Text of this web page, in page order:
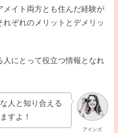
イト両方とも住んだ経験が
ぞれのメリットとデメリッ
人にとって役立つ情報となれ
アインズ
人と知り合える
すよ！